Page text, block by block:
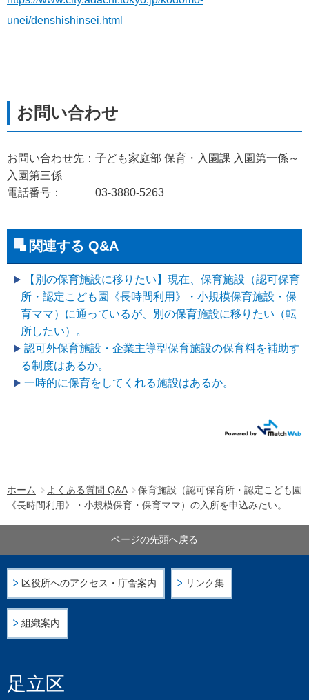
ホーム よくある質問 Q&A
保育施設（認可保育所・認定こども園
《長時間利用》・小規模保育・保育ママ）の入所を申込みたい。
unei/denshishinsei.html
お問い合わせ先：子ども家庭部 保育・入園課 入園第一係～
入園第三係
電話番号： 03-3880-5263
関連する Q&A
【別の保育施設に移りたい】現在、保育施設（認可保育
所・認定こども園《長時間利用》・小規模保育施設・保
育ママ）に通っているが、別の保育施設に移りたい（転
所したい）。
認可外保育施設・企業主導型保育施設の保育料を補助す
る制度はあるか。
一時的に保育をしてくれる施設はあるか。
足立区
区役所へのアクセス・庁舎案内 リンク集
組織案内
ページの先頭へ戻る